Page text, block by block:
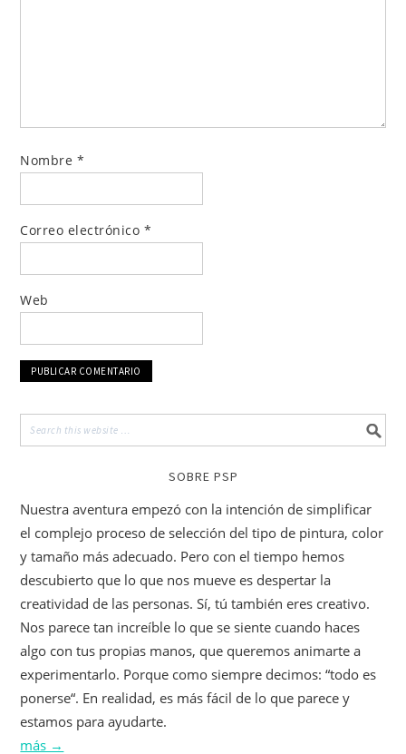
Nombre *
Correo electrónico *
Web
SOBRE PSP
Nuestra aventura empezó con la intención de simplificar
el complejo proceso de selección del tipo de pintura, color
y tamaño más adecuado. Pero con el tiempo hemos
descubierto que lo que nos mueve es despertar la
creatividad de las personas. Sí, tú también eres creativo.
Nos parece tan increíble lo que se siente cuando haces
algo con tus propias manos, que queremos animarte a
experimentarlo. Porque como siempre decimos: “todo es
ponerse“. En realidad, es más fácil de lo que parece y
estamos para ayudarte.
más →